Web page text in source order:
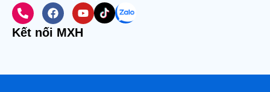
Kết nối MXH